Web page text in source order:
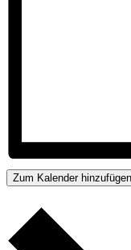
Zum Kalender hinzufügen